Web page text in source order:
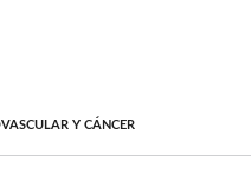
Y CÁNCER